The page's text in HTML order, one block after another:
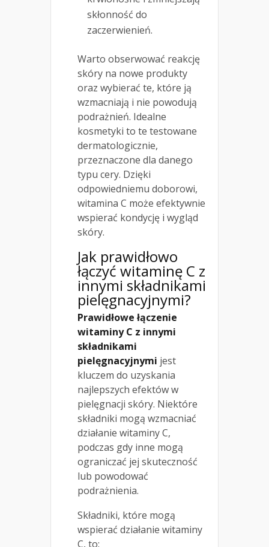
skłonność do
zaczerwienień.
Warto obserwować reakcję
skóry na nowe produkty
oraz wybierać te, które ją
wzmacniają i nie powodują
podrażnień. Idealne
kosmetyki to te testowane
dermatologicznie,
przeznaczone dla danego
typu cery. Dzięki
odpowiedniemu doborowi,
witamina C może efektywnie
wspierać kondycję i wygląd
skóry.
Jak prawidłowo
łączyć witaminę C z
innymi składnikami
pielęgnacyjnymi?
Prawidłowe łączenie
witaminy C z innymi
składnikami
pielęgnacyjnymi jest
kluczem do uzyskania
najlepszych efektów w
pielęgnacji skóry. Niektóre
składniki mogą wzmacniać
działanie witaminy C,
podczas gdy inne mogą
ograniczać jej skuteczność
lub powodować
podrażnienia.
Składniki, które mogą
wspierać działanie witaminy
C, to: